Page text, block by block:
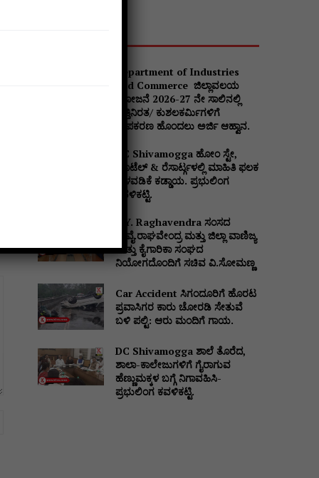
Department of Industries
and Commerce ಜಿಲ್ಲಾವಲಯ
ಯೋಜನೆ 2026-27 ನೇ ಸಾಲಿನಲ್ಲಿ
ವೃತ್ತಿನಿರತ/ ಕುಶಲಕರ್ಮಿಗಳಿಗೆ
ಉಪಕರಣ ಹೊಂದಲು ಅರ್ಜಿ ಆಹ್ವಾನ.
DC Shivamogga ಹೋಂ ಸ್ಟೇ,
ಹೊಟೆಲ್ & ರೆಸಾರ್ಟ್ಗಳಲ್ಲಿ ಮಾಹಿತಿ ಫಲಕ
ಅಳವಡಿಕೆ ಕಡ್ಡಾಯ. ಪ್ರಭುಲಿಂಗ
ಕವಳಿಕಟ್ಟಿ.
B.Y. Raghavendra ಸಂಸದ
ಬಿ.ವೈ.ರಾಘವೇಂದ್ರ ಮತ್ತು ಜಿಲ್ಲಾ ವಾಣಿಜ್ಯ
ಮತ್ತು ಕೈಗಾರಿಕಾ ಸಂಘದ
ನಿಯೋಗದೊಂದಿಗೆ ಸಚಿವ ವಿ‌.ಸೋಮಣ್ಣ
Car Accident ಸಿಗಂದೂರಿಗೆ ಹೊರಟ
ಪ್ರವಾಸಿಗರ ಕಾರು ಚೋರಡಿ ಸೇತುವೆ
ಬಳಿ ಪಲ್ಟಿ: ಆರು ಮಂದಿಗೆ ಗಾಯ.
DC Shivamogga ಶಾಲೆ ತೊರೆದ,
ಶಾಲಾ-ಕಾಲೇಜುಗಳಿಗೆ ಗೈರಾಗುವ
ಹೆಣ್ಣುಮಕ್ಕಳ ಬಗ್ಗೆ ನಿಗಾವಹಿಸಿ-
ಪ್ರಭುಲಿಂಗ ಕವಳಿಕಟ್ಟಿ.